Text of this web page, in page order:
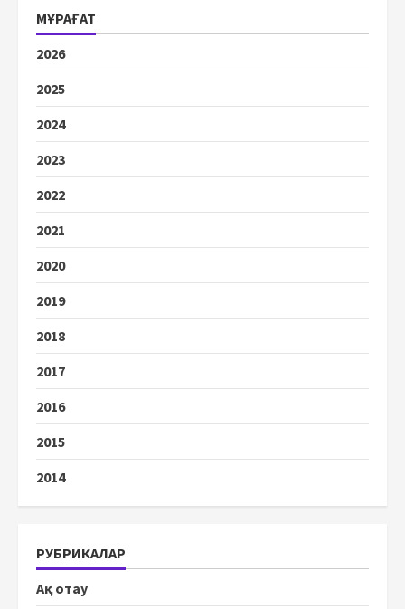
МҰРАҒАТ
2026
2025
2024
2023
2022
2021
2020
2019
2018
2017
2016
2015
2014
РУБРИКАЛАР
Ақ отау